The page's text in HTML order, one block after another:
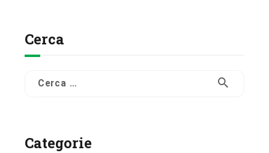
Cerca
Ricerca
Categorie